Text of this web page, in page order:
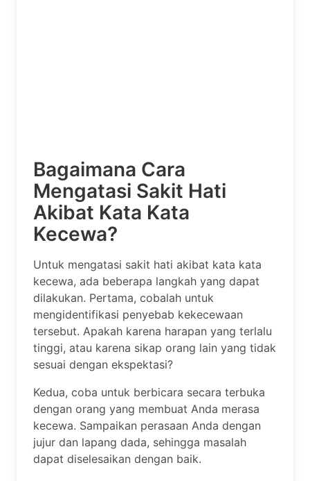
Bagaimana Cara
Mengatasi Sakit Hati
Akibat Kata Kata
Kecewa?
Untuk mengatasi sakit hati akibat kata kata
kecewa, ada beberapa langkah yang dapat
dilakukan. Pertama, cobalah untuk
mengidentifikasi penyebab kekecewaan
tersebut. Apakah karena harapan yang terlalu
tinggi, atau karena sikap orang lain yang tidak
sesuai dengan ekspektasi?
Kedua, coba untuk berbicara secara terbuka
dengan orang yang membuat Anda merasa
kecewa. Sampaikan perasaan Anda dengan
jujur dan lapang dada, sehingga masalah
dapat diselesaikan dengan baik.